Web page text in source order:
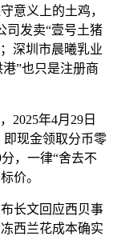
意义上的土鸡，
司发卖“壹号土猪
深圳市晨曦乳业
”也只是注册商
年4月29日
现金领取分币零
，一律“舍去不
价。
长文回应西贝事
西兰花成本确实